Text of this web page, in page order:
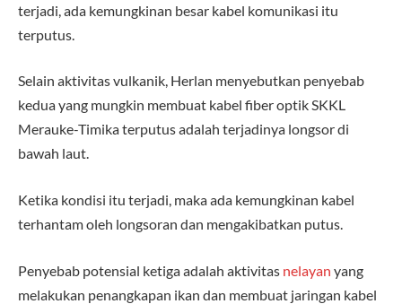
terjadi, ada kemungkinan besar kabel komunikasi itu
terputus.
Selain aktivitas vulkanik, Herlan menyebutkan penyebab
kedua yang mungkin membuat kabel fiber optik SKKL
Merauke-Timika terputus adalah terjadinya longsor di
bawah laut.
Ketika kondisi itu terjadi, maka ada kemungkinan kabel
terhantam oleh longsoran dan mengakibatkan putus.
Penyebab potensial ketiga adalah aktivitas nelayan yang
melakukan penangkapan ikan dan membuat jaringan kabel